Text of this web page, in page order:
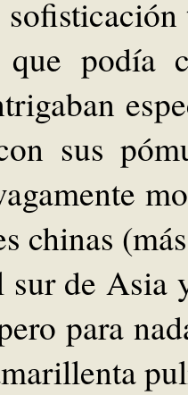
que podía
sus
chinas
de Asia
para